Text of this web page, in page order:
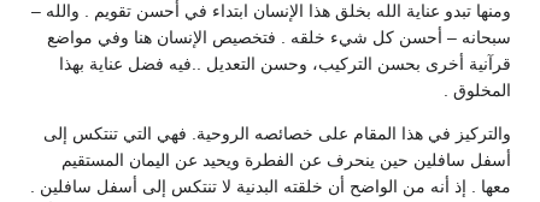
ومنها تبدو عناية الله بخلق هذا الإنسان ابتداء في أحسن تقويم . والله –
سبحانه – أحسن كل شيء خلقه . فتخصيص الإنسان هنا وفي مواضع
قرآنية أخرى بحسن التركيب، وحسن التعديل ..فيه فضل عناية بهذا
المخلوق .
والتركيز في هذا المقام على خصائصه الروحية. فهي التي تنتكس إلى
أسفل سافلين حين ينحرف عن الفطرة ويحيد عن اليمان المستقيم
معها . إذ أنه من الواضح أن خلقته البدنية لا تنتكس إلى أسفل سافلين .